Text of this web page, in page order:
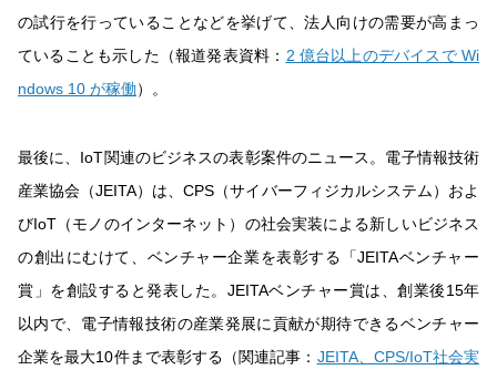
の試行を行っていることなどを挙げて、法人向けの需要が高まっ
ていることも示した（報道発表資料： 2 億台以上のデバイスで Wi
ndows 10 が稼働）。
最後に、IoT関連のビジネスの表彰案件のニュース。電子情報技術
産業協会（JEITA）は、CPS（サイバーフィジカルシステム）およ
びIoT（モノのインターネット）の社会実装による新しいビジネス
の創出にむけて、ベンチャー企業を表彰する「JEITAベンチャー
賞」を創設すると発表した。JEITAベンチャー賞は、創業後15年
以内で、電子情報技術の産業発展に貢献が期待できるベンチャー
企業を最大10件まで表彰する（関連記事： JEITA、CPS/IoT社会実